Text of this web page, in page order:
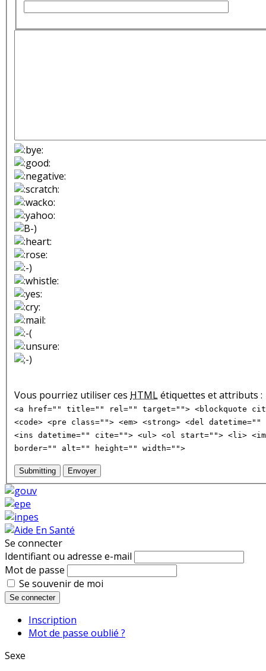
Vous pourriez utiliser ces HTMLétiquettes et attributs :
<a href="" title="" rel="" target=""> <blockquote
<code> <pre class=""> <em> <strong> <del
<ins datetime="" cite=""> <ul> <ol start=""> <li>
border="" alt="" height="" width="">
Submitting Envoyer
Se connecter
Identifiant ou adresse e-mail
Mot de passe
Se souvenir de moi
Se connecter
Inscription
Mot de passe oublié ?
Sexe